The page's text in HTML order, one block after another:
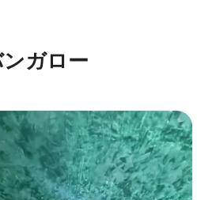
中4.93つ星の平均評価
ガロー